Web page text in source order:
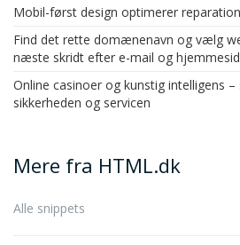
Mobil-først design optimerer
Find det rette domænenavn og vælg
næste skridt efter e-mail og
Online casinoer og kunstig intelligens
sikkerheden og servicen
Mere fra HTML.dk
Alle snippets